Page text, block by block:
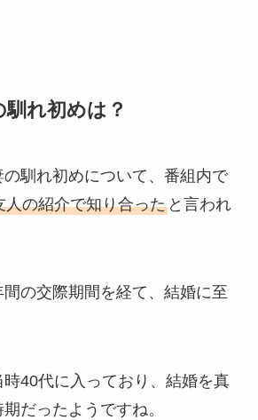
れ初めは？
馴れ初めについて、番組内で
人の紹介で知り合ったと言われ
の交際期間を経て、結婚に至
40代に入っており、結婚を真
だったようですね。